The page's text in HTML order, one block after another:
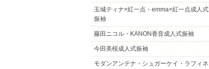
玉城ティナ×紅一点・emma×紅一点成人式
振袖
藤田ニコル・KANON香音成人式振袖
今田美桜成人式振袖
モダンアンテナ・シュガーケイ・ラフィネ